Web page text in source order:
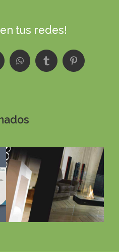
tus redes!
WhatsAppTumblrPinterest